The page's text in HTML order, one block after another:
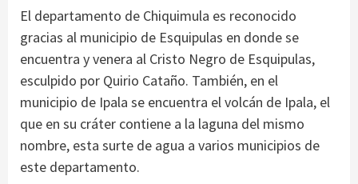
El departamento de Chiquimula es reconocido
gracias al municipio de Esquipulas en donde se
encuentra y venera al Cristo Negro de Esquipulas,
esculpido por Quirio Cataño. También, en el
municipio de Ipala se encuentra el volcán de Ipala, el
que en su cráter contiene a la laguna del mismo
nombre, esta surte de agua a varios municipios de
este departamento.